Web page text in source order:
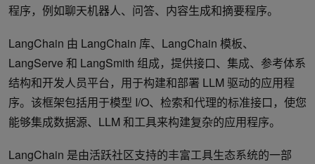
程序，例如聊天机器人、问答、内容生成和摘要程序。
LangChain 由 LangChain 库、LangChain 模板、
LangServe 和 LangSmith 组成，提供接口、集成、参考体系
结构和开发人员平台，用于构建和部署 LLM 驱动的应用程
序。该框架包括用于模型 I/O、检索和代理的标准接口，使您
能够集成数据源、LLM 和工具来构建复杂的应用程序。
LangChain 是由活跃社区支持的丰富工具生态系统的一部